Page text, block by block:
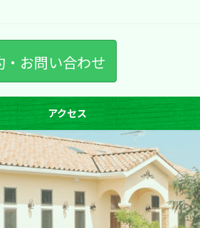
・お問い合わせ
アクセス